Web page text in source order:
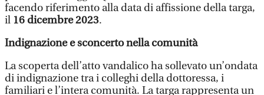
facendo riferimento alla data di affissione della targa,
il 16 dicembre 2023.
Indignazione e sconcerto nella comunità
La scoperta dell’atto vandalico ha sollevato un’ondata
di indignazione tra i colleghi della dottoressa, i
familiari e l’intera comunità. La targa rappresenta un